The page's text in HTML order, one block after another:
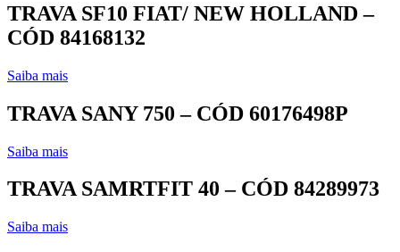
TRAVA SF10 FIAT/ NEW HOLLAND –
CÓD 84168132
Saiba mais
TRAVA SANY 750 – CÓD 60176498P
Saiba mais
TRAVA SAMRTFIT 40 – CÓD 84289973
Saiba mais